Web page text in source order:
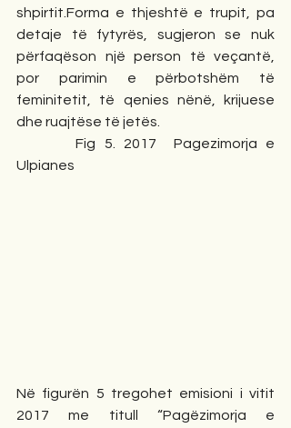
shpirtit.Forma e thjeshtë e trupit, pa
detaje të fytyrës, sugjeron se nuk
përfaqëson një person të veçantë,
por parimin e përbotshëm të
feminitetit, të qenies nënë, krijuese
dhe ruajtëse të jetës.
Fig 5. 2017  Pagezimorja e
Ulpianes
Në figurën 5 tregohet emisioni i vitit
2017 me titull “Pagëzimorja e